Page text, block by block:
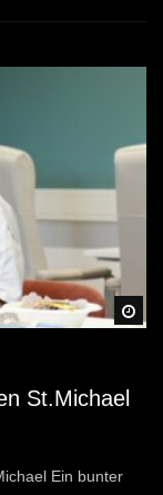
St.Michael
Ein bunter